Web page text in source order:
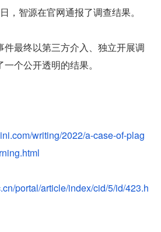
，智源在官网通报了调查结果。
件最终以第三方介入、独立开展调
个公开透明的结果。
writing/2022/a-case-of-plag
portal/article/index/cid/5/id/423.h